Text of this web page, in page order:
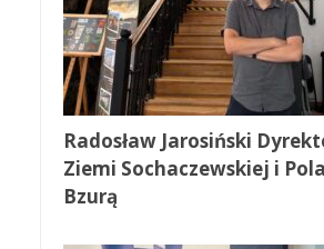
Radosław Jarosiński
Ziemi Sochaczewskiej i
Bzurą